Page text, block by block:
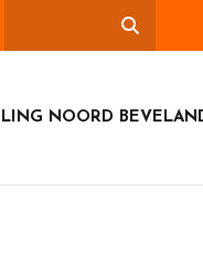
NOORD